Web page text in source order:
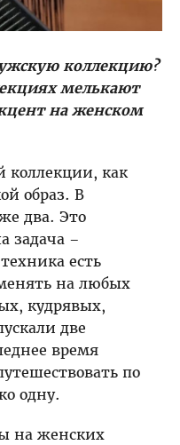
коллекцию?
мелькают
на женском
коллекции, как
образ. В
два. Это
задача –
есть
на любых
кудрявых,
две
время
по
одну.
на женских